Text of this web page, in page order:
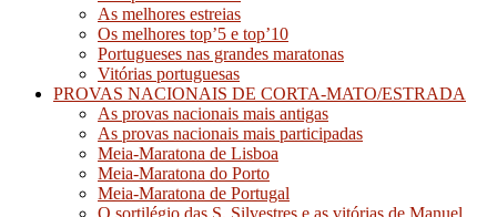
As melhores estreias
Os melhores top’5 e top’10
Portugueses nas grandes maratonas
Vitórias portuguesas
PROVAS NACIONAIS DE CORTA-MATO/ESTRADA
As provas nacionais mais antigas
As provas nacionais mais participadas
Meia-Maratona de Lisboa
Meia-Maratona do Porto
Meia-Maratona de Portugal
O sortilégio das S. Silvestres e as vitórias de Manuel